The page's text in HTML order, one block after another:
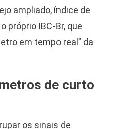
ampliado, índice de
próprio IBC-Br, que
em tempo real” da
de curto
os sinais de